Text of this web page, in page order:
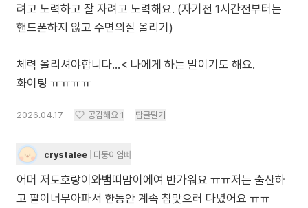
려고 노력하고 잘 자려고 노력해요. (자기전 1시간전부터는
핸드폰하지 않고 수면의질 올리기)
체력 올리셔야합니다...< 나에게 하는 말이기도 해요.
화이팅 ㅠㅠㅠㅠ
2026.04.17 공감해요 1 답글달기
crystalee 다둥이엄빠
어머 저도호랑이와뱀띠맘이에여 반가워요 ㅠㅠ저는 출산하
고 팔이너무아파서 한동안 계속 침맞으러 다녔어요 ㅠㅠ